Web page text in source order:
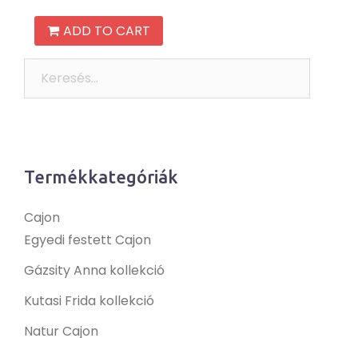
ADD TO CART
Termékkategóriák
Cajon
Egyedi festett Cajon
Gázsity Anna kollekció
Kutasi Frida kollekció
Natur Cajon